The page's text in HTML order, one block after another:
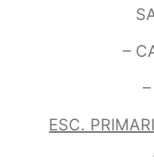
–
–
ESC.